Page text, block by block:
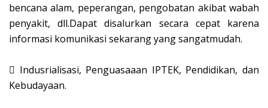
bencana alam, peperangan, pengobatan akibat wabah
penyakit, dll.Dapat disalurkan secara cepat karena
informasi komunikasi sekarang yang sangatmudah.
 Indusrialisasi, Penguasaaan IPTEK, Pendidikan, dan
Kebudayaan.